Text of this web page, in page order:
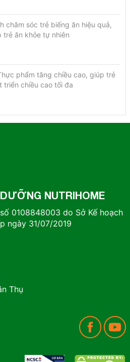
chăm sóc trẻ biếng ăn hiệu quả,
trẻ ăn khỏe tự nhiên
phẩm tăng chiều cao, giúp trẻ
triển chiều cao tối đa
NUTRIHOME
0108848003 do Sở Kế hoạch
ngày 31/07/2019
Thụ